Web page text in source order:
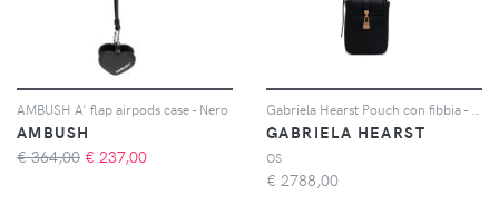
AMBUSH A' flap airpods case - Nero
AMBUSH
€ 364,00 € 237,00
GABRIELA HEARST
OS
€ 2788,00